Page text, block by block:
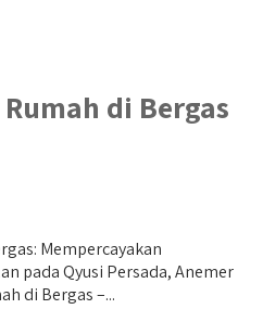
di Bergas
Mempercayakan
pada Qyusi Persada, Anemer
di Bergas –...